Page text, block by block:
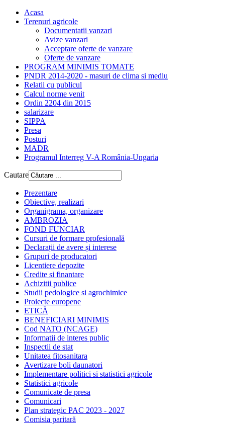
Acasa
Terenuri agricole
Documentatii vanzari
Avize vanzari
Acceptare oferte de vanzare
Oferte de vanzare
PROGRAM MINIMIS TOMATE
PNDR 2014-2020 - masuri de clima si mediu
Relatii cu publicul
Calcul norme venit
Ordin 2204 din 2015
salarizare
SIPPA
Presa
Posturi
MADR
Programul Interreg V-A România-Ungaria
Cautare
Prezentare
Obiective, realizari
Organigrama, organizare
AMBROZIA
FOND FUNCIAR
Cursuri de formare profesională
Declarații de avere și interese
Grupuri de producatori
Licentiere depozite
Credite si finantare
Achizitii publice
Studii pedologice si agrochimice
Proiecte europene
ETICĂ
BENEFICIARI MINIMIS
Cod NATO (NCAGE)
Informatii de interes public
Inspectii de stat
Unitatea fitosanitara
Avertizare boli daunatori
Implementare politici si statistici agricole
Statistici agricole
Comunicate de presa
Comunicari
Plan strategic PAC 2023 - 2027
Comisia paritară